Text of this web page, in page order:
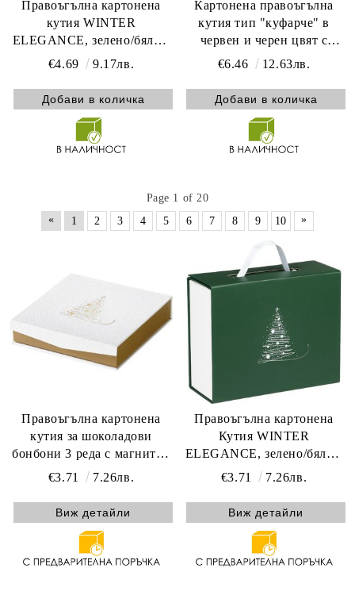
Правоъгълна картонена
кутия WINTER
ELEGANCE, зелено/бяло с
магнитно затваряне 23.5 x
€4.69 9.17лв.
Картонена правоъгълна
кутия тип "куфарче" в
червен и черен цвят с
магнитно закопчаване,
TR
€6.46 12.63лв.
Page 1 of 20
«
1 2 3 4 5 6 7 8 9 10 »
Правоъгълна картонена
кутия за шоколадови
бонбони 3 реда с магнитно
затваряне GOLDEN
златно топъл печат 10.8 x
10.8 x 3.3 cm, PC300PW
€3.71 7.26лв.
Виж детайли
Правоъгълна картонена
Кутия WINTER
ELEGANCE, зелено/бяло с
магнитно затваряне 19.0 x
€3.71 7.26лв.
Виж детайли